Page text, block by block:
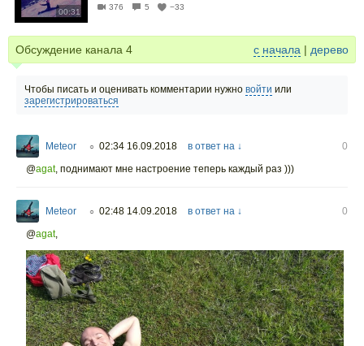
00:31
376 5 −33
Обсуждение канала 4 с начала | дерево
Чтобы писать и оценивать комментарии нужно войти или
зарегистрироваться
Meteor ○ 02:34 16.09.2018 в ответ на ↓
0
@agat, поднимают мне настроение теперь каждый раз )))
Meteor ○ 02:48 14.09.2018 в ответ на ↓
0
@agat,